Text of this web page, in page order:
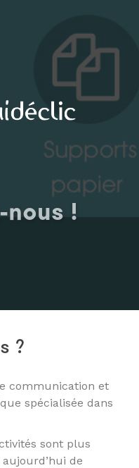
nous !
?
communication et
spécialisée dans
sont plus
de